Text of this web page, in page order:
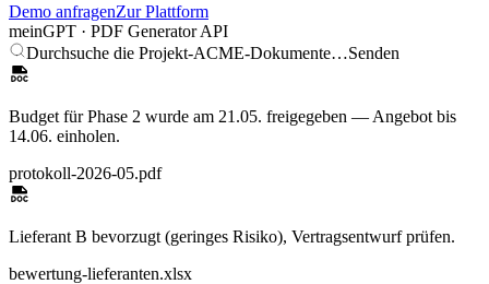
Demo anfragenZur Plattform
meinGPT · PDF Generator API
Durchsuche die Projekt-ACME-Dokumente…Senden
Budget für Phase 2 wurde am 21.05. freigegeben — Angebot bis
14.06. einholen.
protokoll-2026-05.pdf
Lieferant B bevorzugt (geringes Risiko), Vertragsentwurf prüfen.
bewertung-lieferanten.xlsx